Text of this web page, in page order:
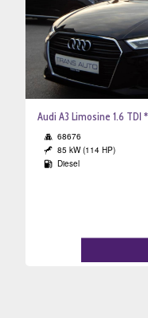
Audi A3 Limosine 1.6 TDI
68676
85 kW (114 HP)
Diesel